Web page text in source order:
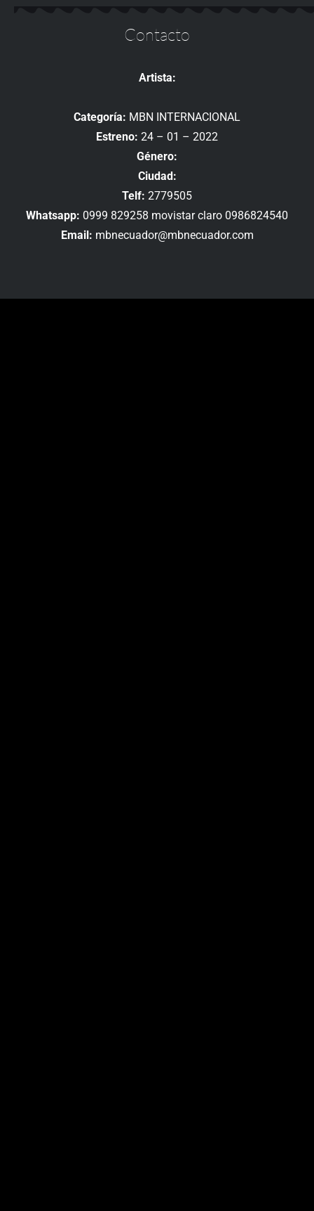
Contacto
Artista:
Categoría: MBN INTERNACIONAL
Estreno: 24 – 01 – 2022
Género:
Ciudad:
Telf: 2779505
Whatsapp: 0999 829258 movistar claro 0986824540
Email: mbnecuador@mbnecuador.com